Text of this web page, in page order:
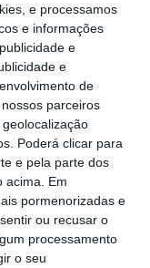
e processamos
e informações
e
e
de
parceiros
Poderá clicar para
e pela parte dos
acima. Em
pormenorizadas e
ou recusar o
processamento
o seu
Real,
propor ao
a abolição
as eleições